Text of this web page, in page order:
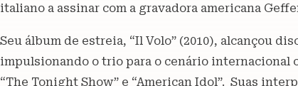
italiano a assinar com a gravadora americana
Seu álbum de estreia, “Il Volo” (2010), alcançou
impulsionando o trio para o cenário internacional
“The Tonight Show” e “American Idol”. Suas